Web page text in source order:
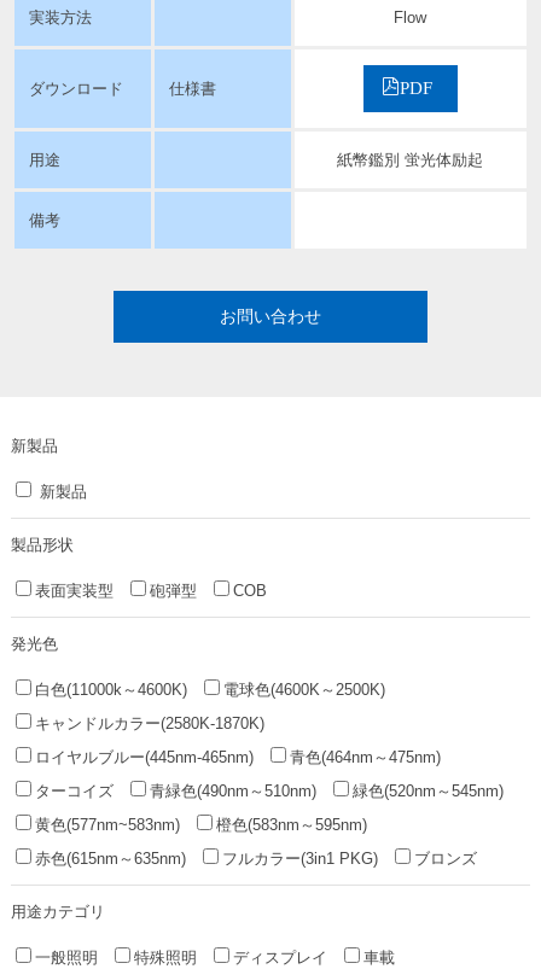
実装方法 Flow
ダウンロード 仕様書 PDF
用途 紙幣鑑別 蛍光体励起
備考
お問い合わせ
新製品
新製品
製品形状
表面実装型 砲弾型 COB
発光色
白色(11000k～4600K)
電球色(4600K～2500K)
キャンドルカラー(2580K-1870K)
ロイヤルブルー(445nm-465nm)
青色(464nm～475nm)
ターコイズ
青緑色(490nm～510nm)
緑色(520nm～545nm)
黄色(577nm~583nm)
橙色(583nm～595nm)
赤色(615nm～635nm)
フルカラー(3in1 PKG) ブロンズ
用途カテゴリ
一般照明 特殊照明 ディスプレイ
車載